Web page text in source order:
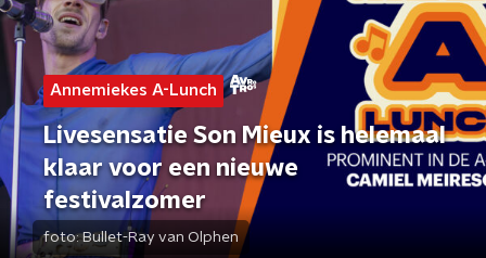
Annemiekes A-Lunch
Livesensatie Son Mieux is helemaal
klaar voor een nieuwe
festivalzomer
foto:Bullet-Ray van Olphen